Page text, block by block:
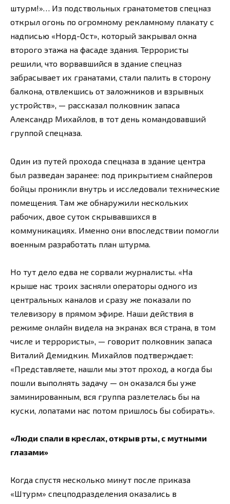
штурм!»… Из подствольных гранатометов спецназ
открыл огонь по огромному рекламному плакату с
надписью «Норд-Ост», который закрывал окна
второго этажа на фасаде здания. Террористы
решили, что ворвавшийся в здание спецназ
забрасывает их гранатами, стали палить в сторону
балкона, отвлекшись от заложников и взрывных
устройств», — рассказал полковник запаса
Александр Михайлов, в тот день командовавший
группой спецназа.
Один из путей прохода спецназа в здание центра
был разведан заранее: под прикрытием снайперов
бойцы проникли внутрь и исследовали технические
помещения. Там же обнаружили нескольких
рабочих, двое суток скрывавшихся в
коммуникациях. Именно они впоследствии помогли
военным разработать план штурма.
Но тут дело едва не сорвали журналисты. «На
крыше нас троих засняли операторы одного из
центральных каналов и сразу же показали по
телевизору в прямом эфире. Наши действия в
режиме онлайн видела на экранах вся страна, в том
числе и террористы», — говорит полковник запаса
Виталий Демидкин. Михайлов подтверждает:
«Представляете, нашли мы этот проход, а когда бы
пошли выполнять задачу — он оказался бы уже
заминированным, вся группа разлетелась бы на
куски, лопатами нас потом пришлось бы собирать».
«Люди спали в креслах, открыв рты, с мутными
глазами»
Когда спустя несколько минут после приказа
«Штурм» спецподразделения оказались в